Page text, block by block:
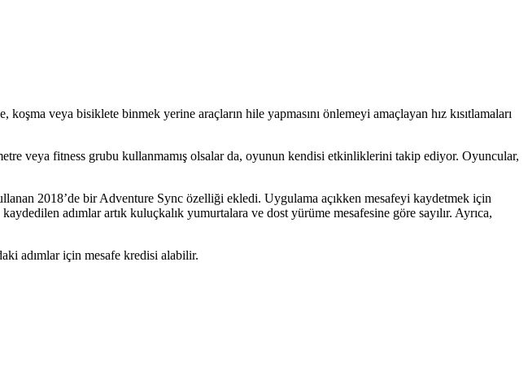
veya bisiklete binmek yerine araçların hile yapmasını önlemeyi amaçlayan hız kısıtlamaları
veya fitness grubu kullanmamış olsalar da, oyunun kendisi etkinliklerini takip ediyor. Oyuncular,
2018’de bir Adventure Sync özelliği ekledi. Uygulama açıkken mesafeyi kaydetmek için
adımlar artık kuluçkalık yumurtalara ve dost yürüme mesafesine göre sayılır. Ayrıca,
adımlar için mesafe kredisi alabilir.